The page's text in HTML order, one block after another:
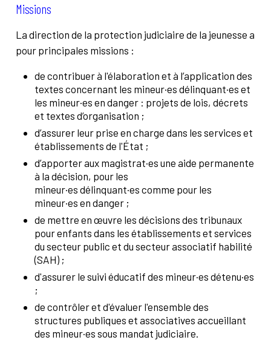
Missions
La direction de la protection judiciaire de la jeunesse a
pour principales missions :
de contribuer à l'élaboration et à l’application des
textes concernant les mineur·es délinquant·es et
les mineur·es en danger : projets de lois, décrets
et textes d’organisation ;
d’assurer leur prise en charge dans les services et
établissements de l'État ;
d’apporter aux magistrat·es une aide permanente
à la décision, pour les
mineur·es délinquant·es comme pour les
mineur·es en danger ;
de mettre en œuvre les décisions des tribunaux
pour enfants dans les établissements et services
du secteur public et du secteur associatif habilité
(SAH) ;
d'assurer le suivi éducatif des mineur·es détenu·es
;
de contrôler et d'évaluer l'ensemble des
structures publiques et associatives accueillant
des mineur·es sous mandat judiciaire.